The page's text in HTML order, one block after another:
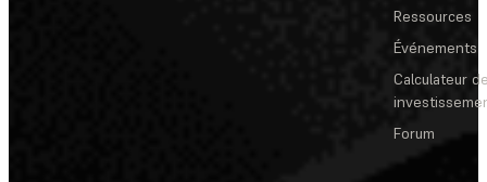
Ressources
Événements
Calculateur
Forum